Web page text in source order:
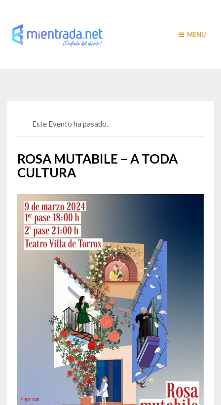
MENU
Este Evento ha pasado.
ROSA MUTABILE – A TODA
CULTURA